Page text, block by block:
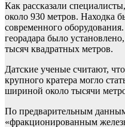
Как рассказали
около 930 метров. Находка
современного
георадара было
тысяч квадратных метров.
Датские ученые считают,
крупного кратера могло
шириной около тысячи
По предварительным
«фракционированным